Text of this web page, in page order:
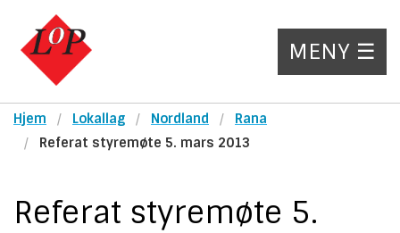
MENY ☰
Hjem Lokallag Nordland
Rana
Referat styremøte 5. mars 2013
Referat styremøte 5.